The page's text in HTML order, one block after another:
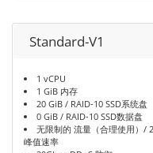
Standard-V1
1 vCPU
1 GiB 内存
20 GiB / RAID-10 SSD系统盘
0 GiB / RAID-10 SSD数据盘
无限制的 流量（合理使用）/
峰值速率